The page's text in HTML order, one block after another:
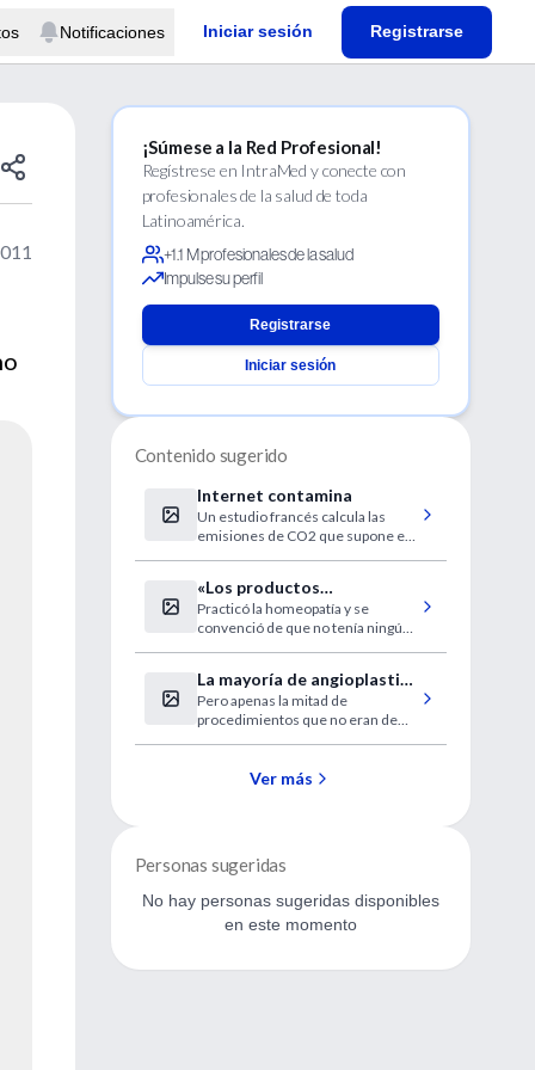
Notificaciones Iniciar sesión Registrarse
¡Súmese a la Red Profesional!
Regístrese en IntraMed y conecte con
profesionales de la salud de toda
Latinoamérica.
+1.1 M profesionales de la salud
Impulse su perfil
Registrarse
Iniciar sesión
Contenido sugerido
Internet contamina
Un estudio francés calcula las
emisiones de CO2 que supone el
desde un USB.
«Los productos
homeopáticos no tienen
nada y no hacen nada»
Practicó la homeopatía y se
convenció de que no tenía ningún
La mayoría de angioplastias
de urgencia SÍ se justifican
Pero apenas la mitad de
procedimientos que no eran de
Ver más
Personas sugeridas
No hay personas sugeridas disponibles
en este momento